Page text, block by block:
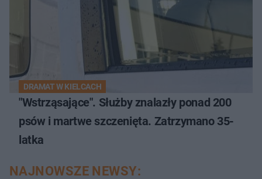
DRAMAT W KIELCACH
"Wstrząsające". Służby znalazły ponad 200
psów i martwe szczenięta. Zatrzymano 35-
latka
NAJNOWSZE NEWSY: